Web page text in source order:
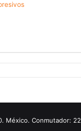
México. Conmutador: